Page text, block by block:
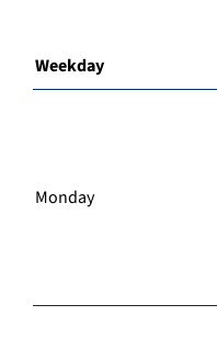
Weekday
Monday